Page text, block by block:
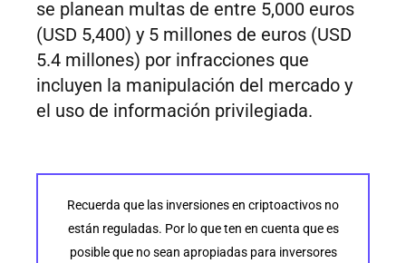
se planean multas de entre 5,000 euros
(USD 5,400) y 5 millones de euros (USD
5.4 millones) por infracciones que
incluyen la manipulación del mercado y
el uso de información privilegiada.
Recuerda que las inversiones en criptoactivos no
están reguladas. Por lo que ten en cuenta que es
posible que no sean apropiadas para inversores